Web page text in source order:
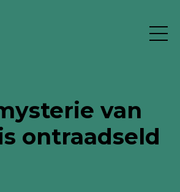
van
ontraadseld